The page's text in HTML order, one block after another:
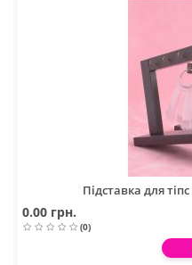
Підставка для
0.00 грн.
(0)